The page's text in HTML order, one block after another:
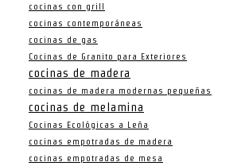
cocinas con grill
cocinas contemporáneas
cocinas de gas
Cocinas de Granito para Exteriores
cocinas de madera
cocinas de madera modernas pequeñas
cocinas de melamina
Cocinas Ecológicas a Leña
cocinas empotradas de madera
cocinas empotradas de mesa